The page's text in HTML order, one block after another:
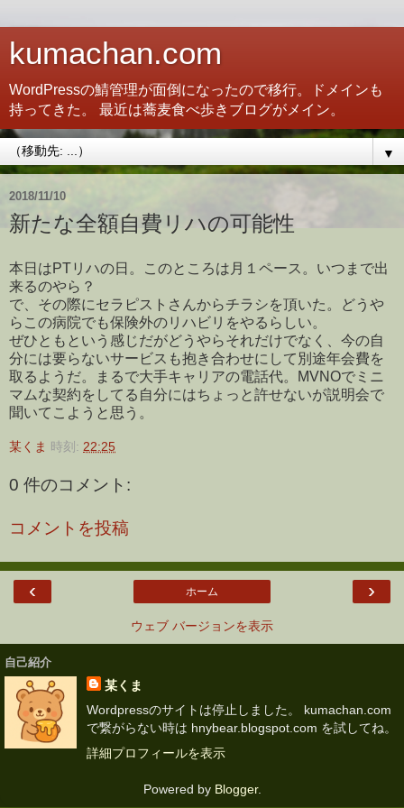
kumachan.com
WordPressの鯖管理が面倒になったので移行。ドメインも
持ってきた。 最近は蕎麦食べ歩きブログがメイン。
▼
2018/11/10
新たな全額自費リハの可能性
本日はPTリハの日。このところは月１ペース。いつまで出
来るのやら？
で、その際にセラピストさんからチラシを頂いた。どうや
らこの病院でも保険外のリハビリをやるらしい。
ぜひともという感じだがどうやらそれだけでなく、今の自
分には要らないサービスも抱き合わせにして別途年会費を
取るようだ。まるで大手キャリアの電話代。MVNOでミニ
マムな契約をしてる自分にはちょっと許せないが説明会で
聞いてこようと思う。
某くま 時刻: 22:25
0 件のコメント:
コメントを投稿
‹ ›
ホーム
ウェブ バージョンを表示
自己紹介
某くま
Wordpressのサイトは停止しました。 kumachan.com
で繋がらない時は hnybear.blogspot.com を試してね。
詳細プロフィールを表示
Powered by Blogger.